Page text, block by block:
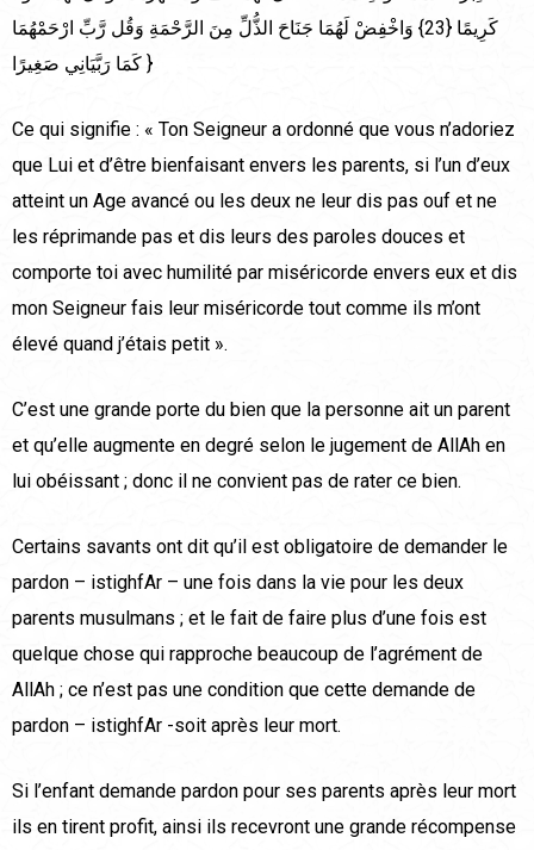
كَرِيمًا {23} وَاخْفِضْ لَهُمَا جَنَاحَ الذُّلِّ مِنَ الرَّحْمَةِ وَقُل رَّبِّ ارْحَمْهُمَا
كَمَا رَبَّيَانِي صَغِيرًا }
Ce qui signifie : « Ton Seigneur a ordonné que vous n’adoriez
que Lui et d’être bienfaisant envers les parents, si l’un d’eux
atteint un Age avancé ou les deux ne leur dis pas ouf et ne
les réprimande pas et dis leurs des paroles douces et
comporte toi avec humilité par miséricorde envers eux et dis
mon Seigneur fais leur miséricorde tout comme ils m’ont
élevé quand j’étais petit ».
C’est une grande porte du bien que la personne ait un parent
et qu’elle augmente en degré selon le jugement de AllAh en
lui obéissant ; donc il ne convient pas de rater ce bien.
Certains savants ont dit qu’il est obligatoire de demander le
pardon – istighfAr – une fois dans la vie pour les deux
parents musulmans ; et le fait de faire plus d’une fois est
quelque chose qui rapproche beaucoup de l’agrément de
AllAh ; ce n’est pas une condition que cette demande de
pardon – istighfAr -soit après leur mort.
Si l’enfant demande pardon pour ses parents après leur mort
ils en tirent profit, ainsi ils recevront une grande récompense